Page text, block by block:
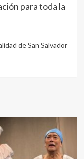
para toda la
de San Salvador